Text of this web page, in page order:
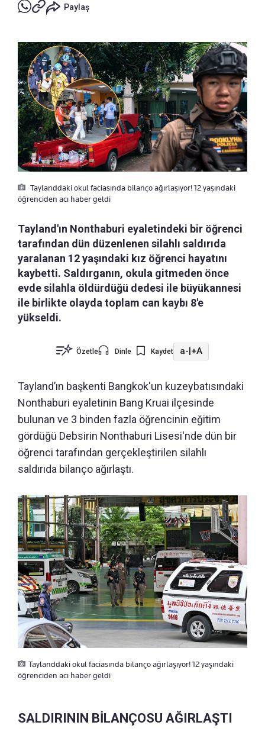
Paylaş
Taylanddaki okul faciasında bilanço ağırlaşıyor! 12 yaşındaki
öğrenciden acı haber geldi
Tayland'ın Nonthaburi eyaletindeki bir öğrenci
tarafından dün düzenlenen silahlı saldırıda
yaralanan 12 yaşındaki kız öğrenci hayatını
kaybetti. Saldırganın, okula gitmeden önce
evde silahla öldürdüğü dedesi ile büyükannesi
ile birlikte olayda toplam can kaybı 8'e
yükseldi.
Özetle Dinle Kaydet a-|+A
Tayland’ın başkenti Bangkok'un kuzeybatısındaki
Nonthaburi eyaletinin Bang Kruai ilçesinde
bulunan ve 3 binden fazla öğrencinin eğitim
gördüğü Debsirin Nonthaburi Lisesi'nde dün bir
öğrenci tarafından gerçekleştirilen silahlı
saldırıda bilanço ağırlaştı.
Taylanddaki okul faciasında bilanço ağırlaşıyor! 12 yaşındaki
öğrenciden acı haber geldi
SALDIRININ BİLANÇOSU AĞIRLAŞTI